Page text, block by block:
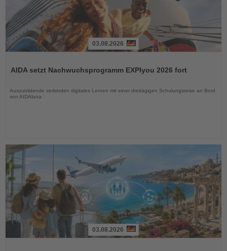
die
03.08.2026
AIDA setzt Nachwuchsprogramm EXPIyou 2026 fort
Auszubildende verbinden digitales Lernen mit einer dreitägigen Schulungsreise an Bord
von AIDAluna
03.08.2026